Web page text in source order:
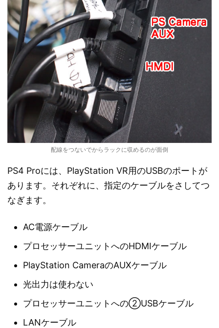
配線をつないでからラックに収めるのが面倒
PS4 Proには、PlayStation VR用のUSBのポートが
あります。それぞれに、指定のケーブルをさしてつ
なぎます。
AC電源ケーブル
プロセッサーユニットへのHDMIケーブル
PlayStation CameraのAUXケーブル
光出力は使わない
プロセッサーユニットへの②USBケーブル
LANケーブル